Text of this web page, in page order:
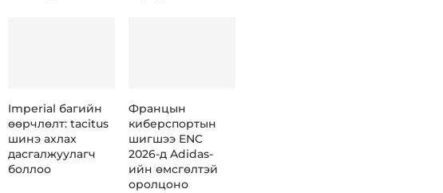
Imperial багийн
өөрчлөлт: tacitus
шинэ ахлах
дасгалжуулагч
боллоо
Францын
киберспортын
шигшээ ENC
2026-д Adidas-
ийн өмсгөлтэй
оролцоно